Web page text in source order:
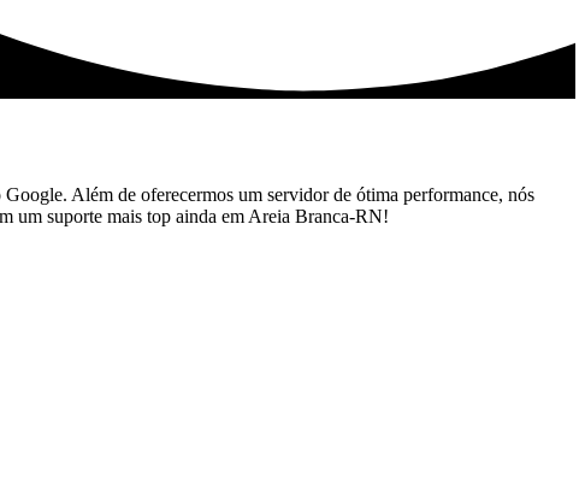
Além de oferecermos um servidor de ótima performance, nós
um suporte mais top ainda em Areia Branca-RN!